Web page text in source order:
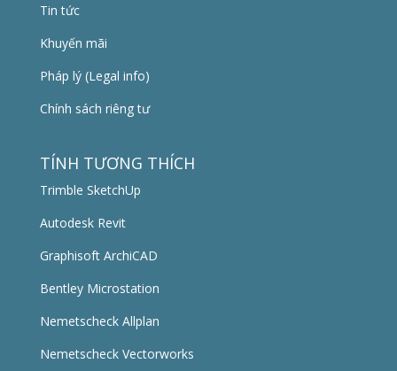
Tin tức
Khuyến mãi
Pháp lý (Legal info)
Chính sách riêng tư
TÍNH TƯƠNG THÍCH
Trimble SketchUp
Autodesk Revit
Graphisoft ArchiCAD
Bentley Microstation
Nemetscheck Allplan
Nemetscheck Vectorworks